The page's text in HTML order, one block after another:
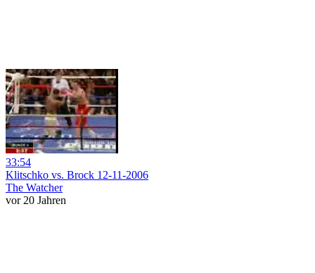
33:54
Klitschko vs. Brock 12-11-2006
The Watcher
vor 20 Jahren